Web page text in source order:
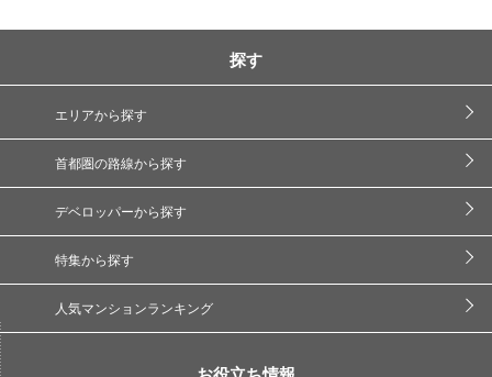
探す
エリアから探す
首都圏の路線から探す
デベロッパーから探す
特集から探す
人気マンションランキング